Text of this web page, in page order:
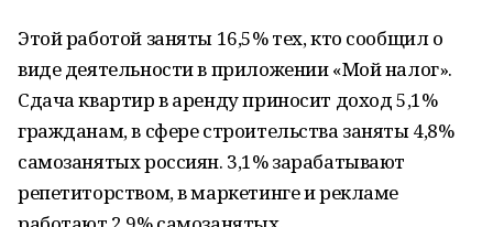
Этой работой заняты 16,5% тех, кто сообщил о
виде деятельности в приложении «Мой налог».
Сдача квартир в аренду приносит доход 5,1%
гражданам, в сфере строительства заняты 4,8%
самозанятых россиян. 3,1% зарабатывают
репетиторством, в маркетинге и рекламе